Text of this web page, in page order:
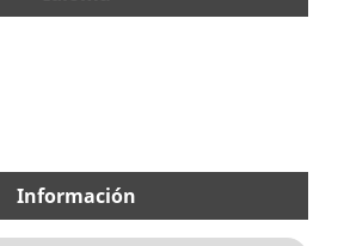
Información